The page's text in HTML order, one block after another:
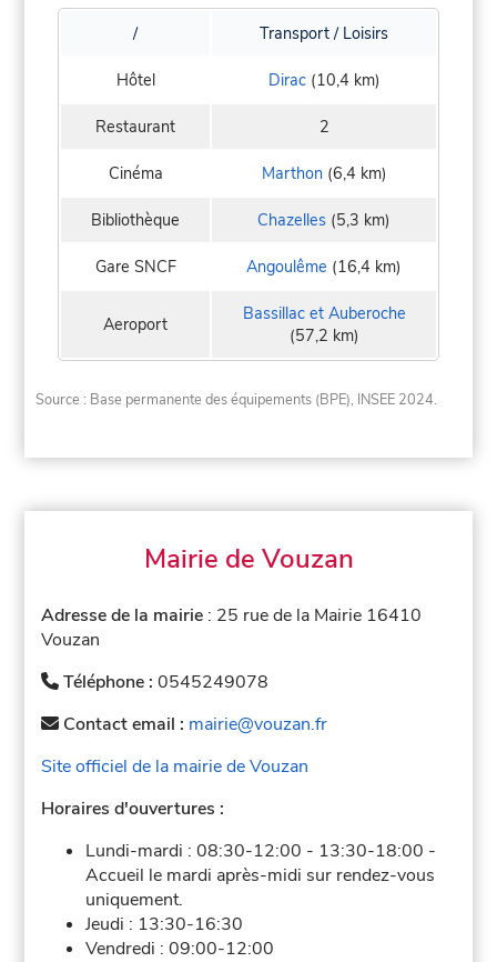
/ Transport / Loisirs
Hôtel Dirac(10,4 km)
Restaurant 2
Cinéma Marthon(6,4 km)
Bibliothèque Chazelles (5,3 km)
Gare SNCF Angoulême (16,4 km)
Aeroport
Bassillac et Auberoche
(57,2 km)
Source : Base permanente des équipements (BPE), INSEE 2024.
Mairie de Vouzan
Adresse de la mairie : 25 rue de la Mairie 16410
Vouzan
Téléphone :0545249078
Contact email : mairie@vouzan.fr
Site officiel de la mairie de Vouzan
Horaires d'ouvertures :
Lundi-mardi :08:30-12:00 - 13:30-18:00 -
Accueil le mardi après-midi sur rendez-vous
uniquement.
Jeudi : 13:30-16:30
Vendredi :09:00-12:00